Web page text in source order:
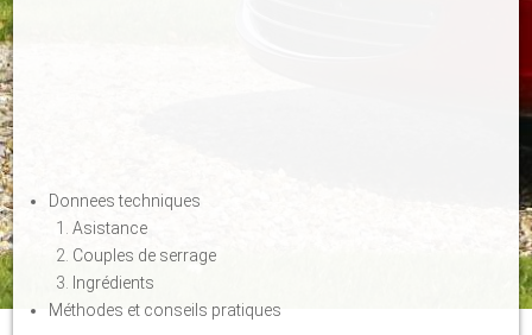
Donnees techniques
Asistance
Couples de serrage
Ingrédients
Méthodes et conseils pratiques